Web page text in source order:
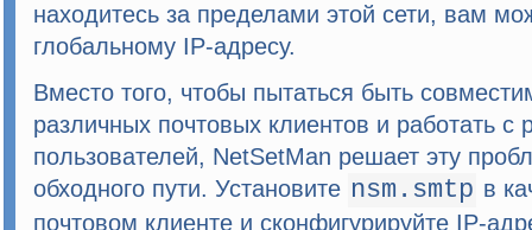
находитесь за пределами этой сети, вам
глобальному IP-адресу.
Вместо того, чтобы пытаться быть
различных почтовых клиентов и работать
пользователей, NetSetMan решает эту
обходного пути. Установите nsm.smtp в
почтовом клиенте и сконфигурируйте IP-